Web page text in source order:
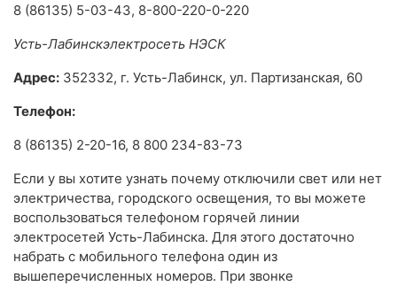
8 (86135) 5-03-43, 8-800-220-0-220
Усть-Лабинскэлектросеть НЭСК
Адрес: 352332, г. Усть-Лабинск, ул. Партизанская, 60
Телефон:
8 (86135) 2-20-16, 8 800 234-83-73
Если у вы хотите узнать почему отключили свет или нет
электричества, городского освещения, то вы можете
воспользоваться телефоном горячей линии
электросетей Усть-Лабинска. Для этого достаточно
набрать с мобильного телефона один из
вышеперечисленных номеров. При звонке